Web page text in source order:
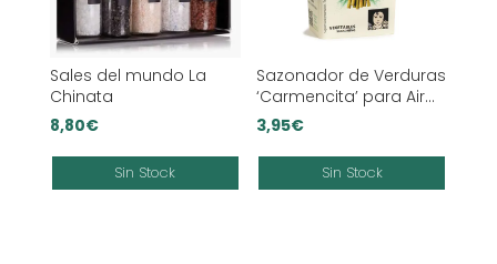
Sales del mundo La
Chinata
8,80€
Sin Stock
Sazonador de Verduras
‘Carmencita’ para Air
Fryer
3,95€
Sin Stock